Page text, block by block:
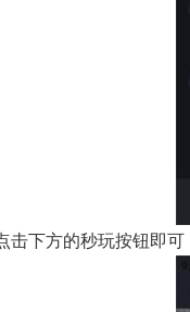
击下方的秒玩按钮即可